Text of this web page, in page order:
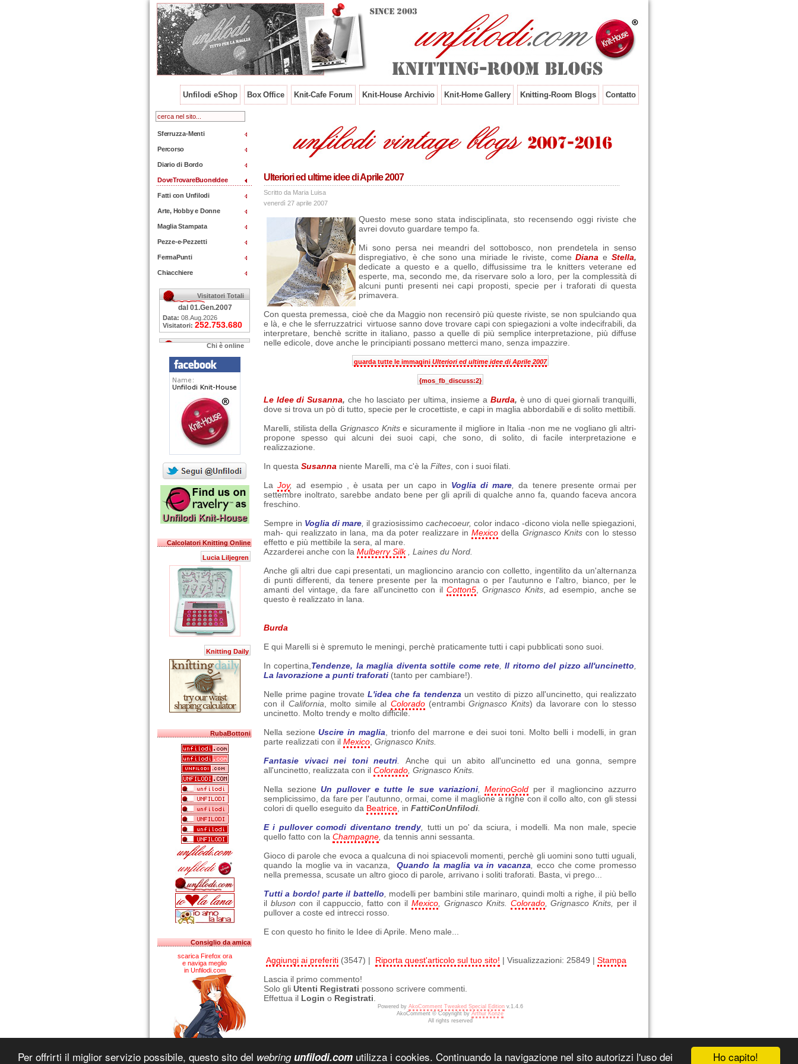
Ho capito!
Per offrirti il miglior servizio possibile, questo sito del webring unfilodi.com utilizza i cookies. Continuando la navigazione nel sito autorizzi l'uso dei
Unfilodi eShop Box Office Knit-Cafe Forum Knit-House Archivio Knit-Home Gallery Knitting-Room Blogs Contatto
Sferruzza-Menti
Percorso
Diario di Bordo
DoveTrovareBuoneIdee
Fatti con Unfilodi
Arte, Hobby e Donne
Maglia Stampata
Pezze-e-Pezzetti
FermaPunti
Chiacchiere
Visitatori Totali
dal 01.Gen.2007
Data: 08.Aug.2026
Visitatori: 252.753.680
Chi è online
Calcolatori Knitting Online
Lucia Liljegren
Knitting Daily
RubaBottoni
Consiglio da amica
scarica Firefox ora
e naviga meglio
in Unfilodi.com
Ulteriori ed ultime idee di Aprile 2007
Scritto da Maria Luisa
venerdì 27 aprile 2007
Questo mese sono stata indisciplinata, sto recensendo oggi riviste che
avrei dovuto guardare tempo fa.
Mi sono persa nei meandri del sottobosco, non prendetela in senso
dispregiativo, è che sono una miriade le riviste, comeDiana eStella,
dedicate a questo e a quello, diffusissime tra le knitters veterane ed
esperte, ma, secondo me, da riservare solo a loro, per la complessità di
alcuni punti presenti nei capi proposti, specie per i traforati di questa
primavera.
Con questa premessa, cioè che da Maggio non recensirò più queste riviste, se non spulciando qua
e là, e che le sferruzzatrici virtuose sanno dove trovare capi con spiegazioni a volte indecifrabili, da
interpretare, benchè scritte in italiano, passo a quelle di più semplice interpretazione, più diffuse
nelle edicole, dove anche le principianti possano metterci mano, senza impazzire.
guarda tutte le immagini Ulteriori ed ultime idee di Aprile 2007
{mos_fb_discuss:2}
Le Idee di Susanna, che ho lasciato per ultima, insieme a Burda, è uno di quei giornali tranquilli,
dove si trova un pò di tutto, specie per le crocettiste, e capi in maglia abbordabili e di solito mettibili.
Marelli, stilista della Grignasco Knitse sicuramente il migliore in Italia -non me ne vogliano gli altri-
propone spesso qui alcuni dei suoi capi, che sono, di solito, di facile interpretazione e
realizzazione.
In questa Susanna niente Marelli, ma c'è la Filtes , con i suoi filati.
LaJoy,ad esempio , è usata per un capo in Voglia di mare ,da tenere presente ormai per
settembre inoltrato, sarebbe andato bene per gli aprili di qualche anno fa, quando faceva ancora
freschino.
Sempre in Voglia di mare il graziosissimo cachecoeur, color indaco -dicono viola nelle spiegazioni,
mah- qui realizzato in lana, ma da poter realizzare inMexico della GrignascoKnits con lo stesso
effetto e più mettibile la sera, al mare.
Azzarderei anche con la Mulberry Silk, Laines du Nord.
Anche gli altri due capi presentati, un maglioncino arancio con colletto, ingentilito da un'alternanza
di punti differenti, da tenere presente per la montagna o per l'autunno e l'altro, bianco, per le
amanti del vintage, da fare all'uncinetto con il Cotton5,Grignasco Knits, ad esempio, anche se
questo è realizzato in lana.
Burda
E qui Marelli si è spremuto le meningi, perchè praticamente tutti i capi pubblicati sono suoi.
In copertina, Tendenze, la maglia diventa sottile come rete,Il ritorno del pizzo all'uncinetto
La lavorazione a punti traforati (tanto per cambiare!).
Nelle prime pagine trovateL'idea che fa tendenza un vestito di pizzo all'uncinetto, qui realizzato
con il California , molto simile al Colorado (entrambiGrignasco Knits) da lavorare con lo stesso
uncinetto. Molto trendy e molto difficile.
Nella sezioneUscire in maglia , trionfo del marrone e dei suoi toni. Molto belli i modelli, in gran
parte realizzati con il Mexico Grignasco Knits
Fantasie vivaci nei toni neutri
Anche qui un abito all'uncinetto ed una gonna, sempre
all'uncinetto, realizzata con il Colorado Grignasco Knits
Nella sezione Un pullover e tutte le sue variazioni,MerinoGold per il maglioncino azzurro
semplicissimo, da fare per l'autunno, ormai, come il maglione a righe con il collo alto, con gli stessi
colori di quello eseguito da Beatrice , in FattiConUnfilodi
E i pullover comodi diventano trendy
tutti un po' da sciura, i modelli. Ma non male, specie
quello fatto con la Champagne da tennis anni sessanta.
Gioco di parole che evoca a qualcuna di noi spiacevoli momenti, perchè gli uomini sono tutti uguali,
quando la moglie va in vacanza,Quando la maglia va in vacanza
ecco che come promesso
nella premessa, scusate un altro gioco di parole arrivano i soliti traforati. Basta, vi prego...
Tutti a bordo! parte il battello
modelli per bambini stile marinaro, quindi molti a righe, il più bello
il bluson con il cappuccio, fatto con il Mexico, Grignasco Knits. Colorado,GrignascoKnits
per il
pullover a coste ed intrecci rosso.
E con questo ho finito le Idee di Aprile. Meno male...
Aggiungi ai preferiti (3547) | Riporta quest'articolo sul tuo sito! | Visualizzazioni: 25849 | Stampa
Lascia il primo commento!
Solo gli Utenti Registrati possono scrivere commenti.
Effettua il Login o Registrati
Powered by AkoComment Tweaked Special Editionv.1.4.6
AkoComment © Copyright by Arthur Konze
All rights reserved
Joomla SEF URLs by Artio